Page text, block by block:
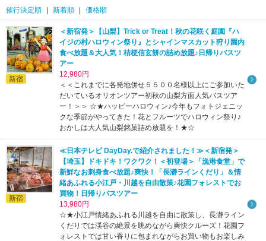
催行決定順
新着順 価格順
新宿
＜新宿発＞【山梨】Trick or Treat！秋の花咲く庭園『ハ
イジの村ハロウィン祭り』とシャインマスカット狩り園内
食べ放題＆大人気！桔梗信玄餅の詰め放題♪日帰りバスツ
アー
12,980円
＜＜これまでに各発地併せ５５００名様以上にご参加いた
だいているオリオンツアー初秋の山梨方面人気バスツア
ー！＞＞ ☆★ハッピーハロウィン♪今年もフォトジェニッ
クな季節がやってきた！花とフルーツでハロウィン祭り♪
おかしは大人気山梨銘菓詰め放題を！★☆
新宿
≪日本テレビ DayDay.で紹介されました！≫＜新宿発＞
【埼玉】ドキドキ！ワクワク！＜初登場＞「漁港食堂」で
新鮮なお刺身食べ放題♪爽快！「長瀞ラインくだり」＆情
緒あふれる小江戸・川越を自由散策♪花園フォレストでお
買物！日帰りバスツアー
13,980円
☆★小江戸情緒あふれる川越を自由に散策し、長瀞ライン
くだりでは渓谷の絶景を眺めながら爽快クルーズ！花園フ
ォレストでは甘い香りに包まれながらお買い物もお楽しみ